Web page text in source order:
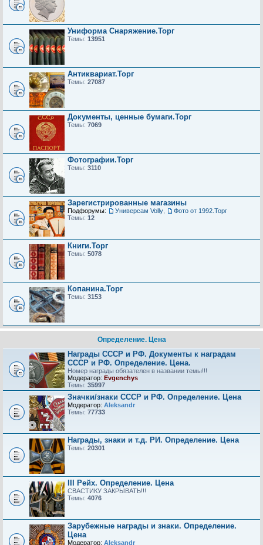
Униформа Снаряжение.Торг
Темы: 13951
Антиквариат.Торг
Темы: 27087
Документы, ценные бумаги.Торг
Темы: 7069
Фотографии.Торг
Темы: 3110
Зарегистрированные магазины
Подфорумы: Универсам Volly
Фото от 1992.Торг
Темы: 12
Книги.Торг
Темы: 5078
Копанина.Торг
Темы: 3153
Определение. Цена
Награды СССР и РФ. Документы к наградам
СССР и РФ. Определение. Цена.
Номер награды обязателен в названии темы!!!
Модератор: Evgenchys
Темы: 35997
Значки/знаки СССР и РФ. Определение. Цена
Модератор: Aleksandr
Темы: 77733
Награды, знаки и т.д. РИ. Определение. Цена
Темы: 20301
III Рейх. Определение. Цена
СВАСТИКУ ЗАКРЫВАТЬ!!!
Темы: 4076
Зарубежные награды и знаки. Определение.
Цена
Модератор: Aleksandr